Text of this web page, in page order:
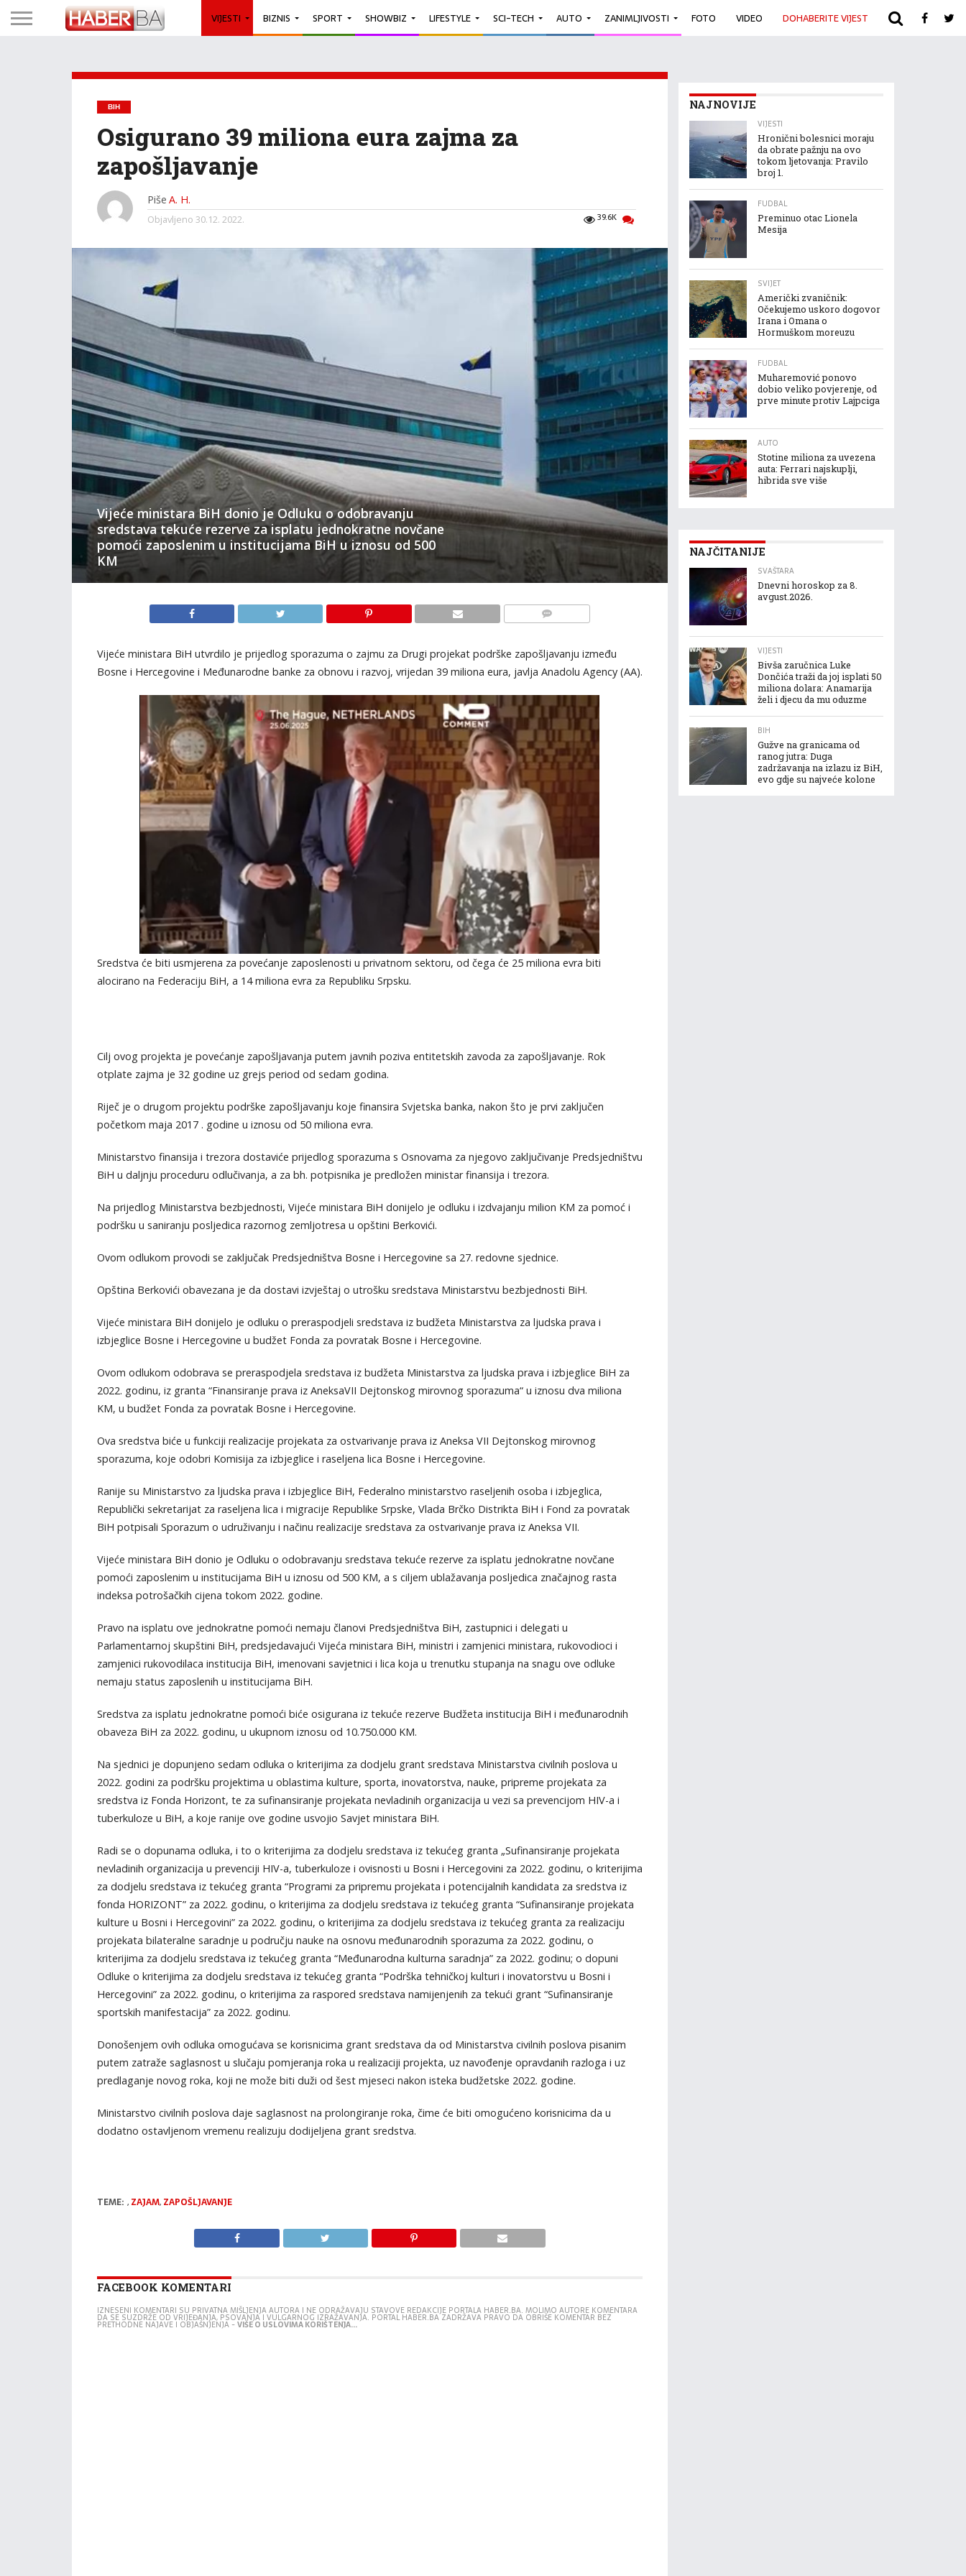
VIJESTI BIZNIS SPORT SHOWBIZ LIFESTYLE SCI-TECH AUTO ZANIMLJIVOSTI FOTO VIDEO DOHABERITE VIJEST ARHIVA
BIH
Osigurano 39 miliona eura zajma za
zapošljavanje
Piše A. H.
39.6K
Objavljeno 30.12. 2022.
Vijeće ministara BiH donio je Odluku o odobravanju
sredstava tekuće rezerve za isplatu jednokratne novčane
pomoći zaposlenim u institucijama BiH u iznosu od 500
KM
Vijeće ministara BiH utvrdilo je prijedlog sporazuma o zajmu za Drugi projekat podrške zapošljavanju između
Bosne i Hercegovine i Međunarodne banke za obnovu i razvoj, vrijedan 39 miliona eura, javlja Anadolu Agency (AA).
Sredstva će biti usmjerena za povećanje zaposlenosti u privatnom sektoru, od čega će 25 miliona evra biti
alocirano na Federaciju BiH, a 14 miliona evra za Republiku Srpsku.
Cilj ovog projekta je povećanje zapošljavanja putem javnih poziva entitetskih zavoda za zapošljavanje. Rok
otplate zajma je 32 godine uz grejs period od sedam godina.
Riječ je o drugom projektu podrške zapošljavanju koje finansira Svjetska banka, nakon što je prvi zaključen
početkom maja 2017 . godine u iznosu od 50 miliona evra.
Ministarstvo finansija i trezora dostaviće prijedlog sporazuma s Osnovama za njegovo zaključivanje Predsjedništvu
BiH u daljnju proceduru odlučivanja, a za bh. potpisnika je predložen ministar finansija i trezora.
Na prijedlog Ministarstva bezbjednosti, Vijeće ministara BiH donijelo je odluku i izdvajanju milion KM za pomoć i
podršku u saniranju posljedica razornog zemljotresa u opštini Berkovići.
Ovom odlukom provodi se zaključak Predsjedništva Bosne i Hercegovine sa 27. redovne sjednice.
Opština Berkovići obavezana je da dostavi izvještaj o utrošku sredstava Ministarstvu bezbjednosti BiH.
Vijeće ministara BiH donijelo je odluku o preraspodjeli sredstava iz budžeta Ministarstva za ljudska prava i
izbjeglice Bosne i Hercegovine u budžet Fonda za povratak Bosne i Hercegovine.
Ovom odlukom odobrava se preraspodjela sredstava iz budžeta Ministarstva za ljudska prava i izbjeglice BiH za
2022. godinu, iz granta “Finansiranje prava iz AneksaVII Dejtonskog mirovnog sporazuma“ u iznosu dva miliona
KM, u budžet Fonda za povratak Bosne i Hercegovine.
Ova sredstva biće u funkciji realizacije projekata za ostvarivanje prava iz Aneksa VII Dejtonskog mirovnog
sporazuma, koje odobri Komisija za izbjeglice i raseljena lica Bosne i Hercegovine.
Ranije su Ministarstvo za ljudska prava i izbjeglice BiH, Federalno ministarstvo raseljenih osoba i izbjeglica,
Republički sekretarijat za raseljena lica i migracije Republike Srpske, Vlada Brčko Distrikta BiH i Fond za povratak
BiH potpisali Sporazum o udruživanju i načinu realizacije sredstava za ostvarivanje prava iz Aneksa VII.
Vijeće ministara BiH donio je Odluku o odobravanju sredstava tekuće rezerve za isplatu jednokratne novčane
pomoći zaposlenim u institucijama BiH u iznosu od 500 KM, a s ciljem ublažavanja posljedica značajnog rasta
indeksa potrošačkih cijena tokom 2022. godine.
Pravo na isplatu ove jednokratne pomoći nemaju članovi Predsjedništva BiH, zastupnici i delegati u
Parlamentarnoj skupštini BiH, predsjedavajući Vijeća ministara BiH, ministri i zamjenici ministara, rukovodioci i
zamjenici rukovodilaca institucija BiH, imenovani savjetnici i lica koja u trenutku stupanja na snagu ove odluke
nemaju status zaposlenih u institucijama BiH.
Sredstva za isplatu jednokratne pomoći biće osigurana iz tekuće rezerve Budžeta institucija BiH i međunarodnih
obaveza BiH za 2022. godinu, u ukupnom iznosu od 10.750.000 KM.
Na sjednici je dopunjeno sedam odluka o kriterijima za dodjelu grant sredstava Ministarstva civilnih poslova u
2022. godini za podršku projektima u oblastima kulture, sporta, inovatorstva, nauke, pripreme projekata za
sredstva iz Fonda Horizont, te za sufinansiranje projekata nevladinih organizacija u vezi sa prevencijom HIV-a i
tuberkuloze u BiH, a koje ranije ove godine usvojio Savjet ministara BiH.
Radi se o dopunama odluka, i to o kriterijima za dodjelu sredstava iz tekućeg granta „Sufinansiranje projekata
nevladinih organizacija u prevenciji HIV-a, tuberkuloze i ovisnosti u Bosni i Hercegovini za 2022. godinu, o kriterijima
za dodjelu sredstava iz tekućeg granta “Programi za pripremu projekata i potencijalnih kandidata za sredstva iz
fonda HORIZONT” za 2022. godinu, o kriterijima za dodjelu sredstava iz tekućeg granta “Sufinansiranje projekata
kulture u Bosni i Hercegovini” za 2022. godinu, o kriterijima za dodjelu sredstava iz tekućeg granta za realizaciju
projekata bilateralne saradnje u području nauke na osnovu međunarodnih sporazuma za 2022. godinu, o
kriterijima za dodjelu sredstava iz tekućeg granta “Međunarodna kulturna saradnja” za 2022. godinu; o dopuni
Odluke o kriterijima za dodjelu sredstava iz tekućeg granta “Podrška tehničkoj kulturi i inovatorstvu u Bosni i
Hercegovini” za 2022. godinu, o kriterijima za raspored sredstava namijenjenih za tekući grant “Sufinansiranje
sportskih manifestacija” za 2022. godinu.
Donošenjem ovih odluka omogućava se korisnicima grant sredstava da od Ministarstva civilnih poslova pisanim
putem zatraže saglasnost u slučaju pomjeranja roka u realizaciji projekta, uz navođenje opravdanih razloga i uz
predlaganje novog roka, koji ne može biti duži od šest mjeseci nakon isteka budžetske 2022. godine.
Ministarstvo civilnih poslova daje saglasnost na prolongiranje roka, čime će biti omogućeno korisnicima da u
dodatno ostavljenom vremenu realizuju dodijeljena grant sredstva.
TEME: , ZAJAM, ZAPOŠLJAVANJE
FACEBOOK KOMENTARI
IZNESENI KOMENTARI SU PRIVATNA MIŠLJENJA AUTORA I NE ODRAŽAVAJU STAVOVE REDAKCIJE PORTALA HABER.BA. MOLIMO AUTORE KOMENTARA
DA SE SUZDRŽE OD VRIJEĐANJA, PSOVANJA I VULGARNOG IZRAŽAVANJA. PORTAL HABER.BA ZADRŽAVA PRAVO DA OBRIŠE KOMENTAR BEZ
PRETHODNE NAJAVE I OBJAŠNJENJA -VIŠE O USLOVIMA KORIŠTENJA...
NAJNOVIJE
VIJESTI
Hronični bolesnici moraju
da obrate pažnju na ovo
tokom ljetovanja: Pravilo
broj 1.
FUDBAL
Preminuo otac Lionela
Mesija
SVIJET
Američki zvaničnik:
Očekujemo uskoro dogovor
Irana i Omana o
Hormuškom moreuzu
FUDBAL
Muharemović ponovo
dobio veliko povjerenje, od
prve minute protiv Lajpciga
AUTO
Stotine miliona za uvezena
auta: Ferrari najskuplji,
hibrida sve više
NAJČITANIJE
SVAŠTARA
Dnevni horoskop za 8.
avgust.2026.
VIJESTI
Bivša zaručnica Luke
Dončića traži da joj isplati 50
miliona dolara: Anamarija
želi i djecu da mu oduzme
BIH
Gužve na granicama od
ranog jutra: Duga
zadržavanja na izlazu iz BiH,
evo gdje su najveće kolone